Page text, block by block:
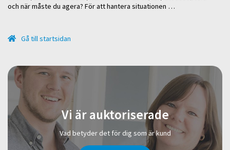
och när måste du agera? För att hantera situationen …
Gå till startsidan
Vi är auktoriserade
Vad betyder det för dig som är kund